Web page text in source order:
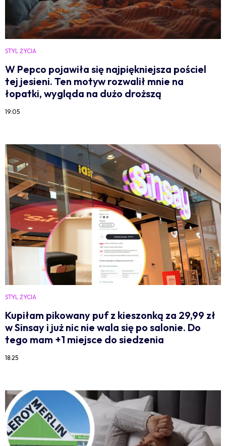
STYL ŻYCIA
W Pepco pojawiła się najpiękniejsza pościel
tej jesieni. Ten motyw rozwalił mnie na
łopatki, wygląda na dużo droższą
19:05
STYL ŻYCIA
Kupiłam pikowany puf z kieszonką za 29,99 zł
w Sinsay i już nic nie wala się po salonie. Do
tego mam +1 miejsce do siedzenia
18:25